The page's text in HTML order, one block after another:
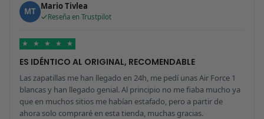
MT Mario Tivlea
Reseña en Trustpilot
★ ★ ★ ★ ★
ES IDÉNTICO AL ORIGINAL, RECOMENDABLE
Las zapatillas me han llegado en 24h, me pedí unas Air Force 1
blancas y han llegado genial. Al principio no me fiaba mucho ya
que en muchos sitios me habían estafado, pero a partir de
ahora solo compraré en esta tienda, muchas gracias.